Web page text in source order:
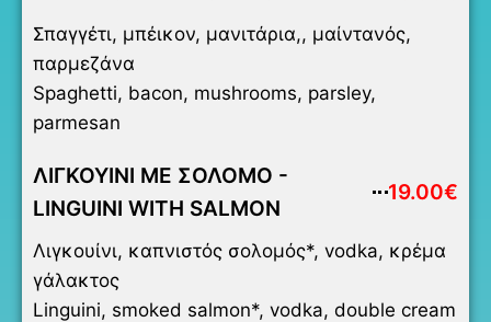
Σπαγγέτι, μπέικον, μανιτάρια,, μαίντανός,
παρμεζάνα
Spaghetti, bacon, mushrooms, parsley,
parmesan
ΛΙΓΚΟΥΙΝΙ ΜΕ ΣΟΛΟΜΟ -
LINGUINI WITH SALMON
19.00€
Λιγκουίνι, καπνιστός σολομός*, vodka, κρέμα
γάλακτος
Linguini, smoked salmon*, vodka, double cream